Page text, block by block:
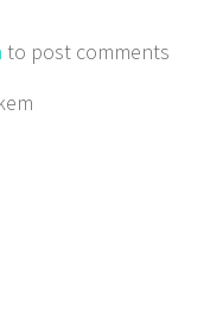
to post comments